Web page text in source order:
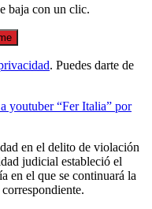
baja con un clic.
. Puedes darte de
youtuber “Fer Italia” por
en el delito de violación
judicial estableció el
en el que se continuará la